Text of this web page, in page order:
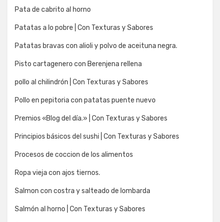
Pata de cabrito al horno
Patatas a lo pobre | Con Texturas y Sabores
Patatas bravas con alioli y polvo de aceituna negra.
Pisto cartagenero con Berenjena rellena
pollo al chilindrón | Con Texturas y Sabores
Pollo en pepitoria con patatas puente nuevo
Premios «Blog del día.» | Con Texturas y Sabores
Principios básicos del sushi | Con Texturas y Sabores
Procesos de coccion de los alimentos
Ropa vieja con ajos tiernos.
Salmon con costra y salteado de lombarda
Salmón al horno | Con Texturas y Sabores